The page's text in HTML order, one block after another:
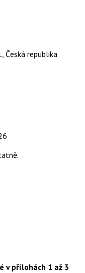
Česká republika
v přílohách 1 až 3